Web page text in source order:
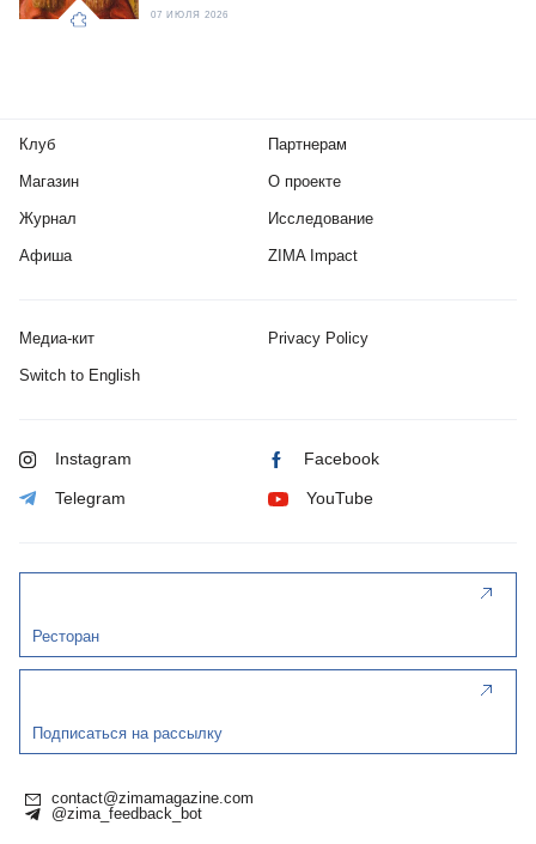
07 ИЮЛЯ 2026
Клуб
Магазин
Журнал
Афиша
Партнерам
О проекте
Исследование
ZIMA Impact
Медиа-кит Privacy Policy
Switch to English
Instagram Facebook
Telegram YouTube
Ресторан
Подписаться на рассылку
contact@zimamagazine.com
@zima_feedback_bot